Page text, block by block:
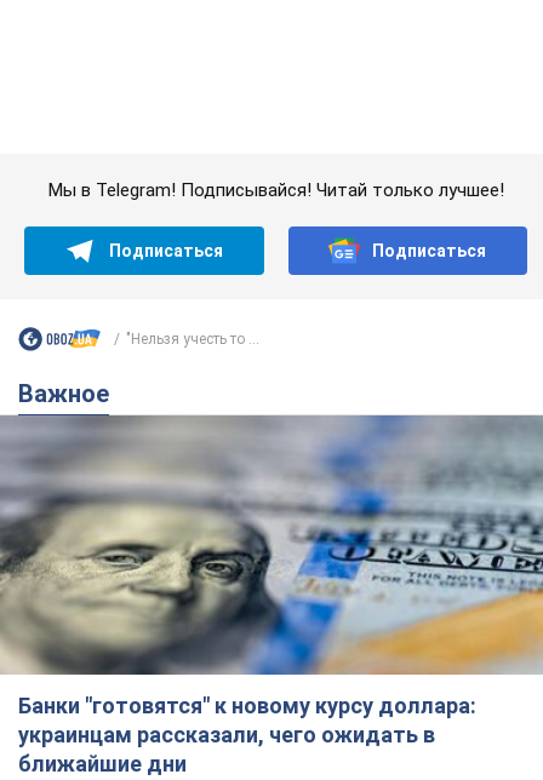
Банки "готовятся" к новому курсу доллара:
украинцам рассказали, чего ожидать в
ближайшие дни
Каким будет курс валюты в обменниках
6.08.2026 22:58 151,7 т.
Украинцам обещают по 850 грн от
мобильных операторов: что не так с
этими сообщениями
Как не попасть в ловушку мошенников